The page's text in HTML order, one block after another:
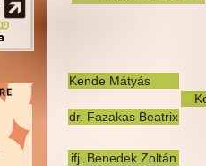
Kende Mátyás
dr. Fazakas Beatrix
ifj. Benedek Zoltán